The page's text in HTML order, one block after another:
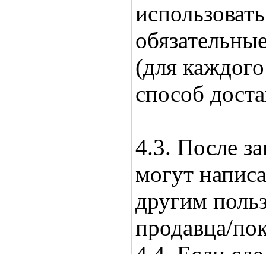
(для
способ
4.3. После
могут
другим
продавца/